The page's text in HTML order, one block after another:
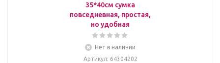
35*40см сумка
повседневная, простая,
но удобная
Нет в наличии
Артикул: 64304202